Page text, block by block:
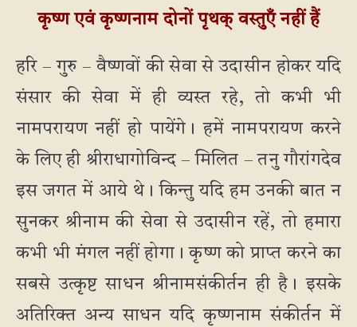
कृष्ण एवं कृष्णनाम दोनों पृथक् वस्तुएँ नहीं हैं
हरि – गुरु – वैष्णवों की सेवा से उदासीन होकर यदि
संसार की सेवा में ही व्यस्त रहे, तो कभी भी
नामपरायण नहीं हो पायेंगे। हमें नामपरायण करने
के लिए ही श्रीराधागोविन्द – मिलित – तनु गौरांगदेव
इस जगत में आये थे। किन्तु यदि हम उनकी बात न
सुनकर श्रीनाम की सेवा से उदासीन रहें, तो हमारा
कभी भी मंगल नहीं होगा। कृष्ण को प्राप्त करने का
सबसे उत्कृष्ट साधन श्रीनामसंकीर्तन ही है। इसके
अतिरिक्त अन्य साधन यदि कृष्णनाम संकीर्तन में